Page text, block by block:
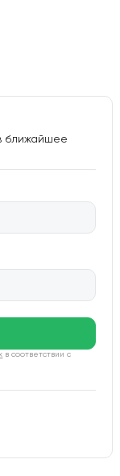
ближайшее
в соответствии с